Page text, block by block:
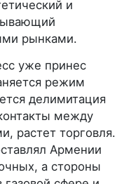
и
рынками.
уже принес
режим
делимитация
между
растет торговля.
Армении
а стороны